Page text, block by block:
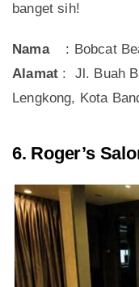
banget sih!
Nama: Bobcat
Alamat : Jl. Buah
Lengkong, Kota
6. Roger’s